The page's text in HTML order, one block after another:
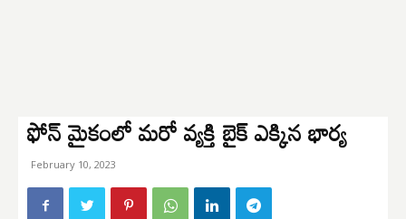
ఫోన్ మైకంలో మరో వ్యక్తి బైక్ ఎక్కిన భార్య
February 10, 2023